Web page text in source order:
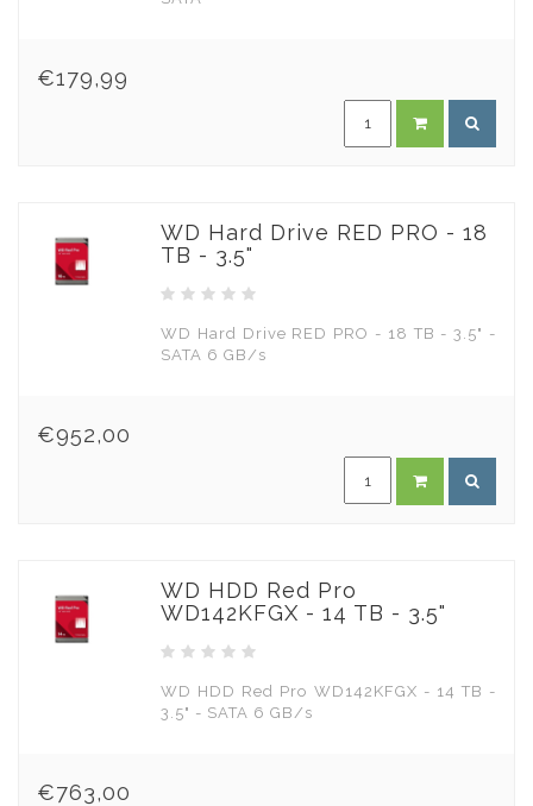
€179,99
WD Hard Drive RED PRO - 18
TB - 3.5"
WD Hard Drive RED PRO - 18 TB - 3.5" -
SATA 6 GB/s
€952,00
WD HDD Red Pro
WD142KFGX - 14 TB - 3.5"
WD HDD Red Pro WD142KFGX - 14 TB -
3.5" - SATA 6 GB/s
€763,00